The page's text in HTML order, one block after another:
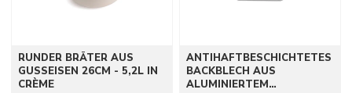
RUNDER BRÄTER AUS
GUSSEISEN 26CM - 5,2L IN
CRÈME
ANTIHAFTBESCHICHTETES
BACKBLECH AUS
ALUMINIERTEM